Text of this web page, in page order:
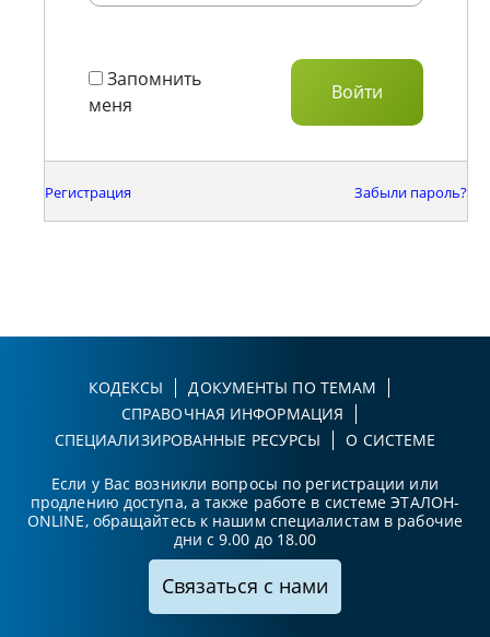
Запомнить
меня
Регистрация Забыли пароль?
КОДЕКСЫ
ДОКУМЕНТЫ ПО ТЕМАМ
СПРАВОЧНАЯ ИНФОРМАЦИЯ
СПЕЦИАЛИЗИРОВАННЫЕ РЕСУРСЫ
О СИСТЕМЕ
Если у Вас возникли вопросы по регистрации или
продлению доступа, а также работе в системе ЭТАЛОН-
ONLINE, обращайтесь к нашим специалистам в рабочие
дни с 9.00 до 18.00
Связаться с нами